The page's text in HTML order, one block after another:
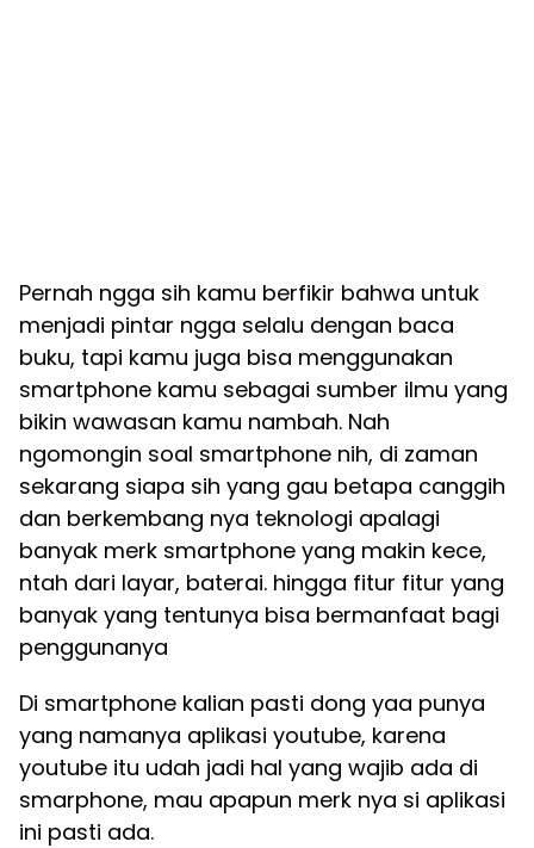
Pernah ngga sih kamu berfikir bahwa untuk
menjadi pintar ngga selalu dengan baca
buku, tapi kamu juga bisa menggunakan
smartphone kamu sebagai sumber ilmu yang
bikin wawasan kamu nambah. Nah
ngomongin soal smartphone nih, di zaman
sekarang siapa sih yang gau betapa canggih
dan berkembang nya teknologi apalagi
banyak merk smartphone yang makin kece,
ntah dari layar, baterai. hingga fitur fitur yang
banyak yang tentunya bisa bermanfaat bagi
penggunanya
Di smartphone kalian pasti dong yaa punya
yang namanya aplikasi youtube, karena
youtube itu udah jadi hal yang wajib ada di
smarphone, mau apapun merk nya si aplikasi
ini pasti ada.